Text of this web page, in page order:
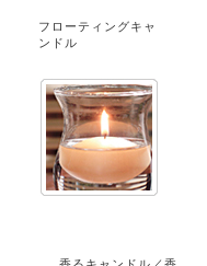
フローティングキャ
ンドル